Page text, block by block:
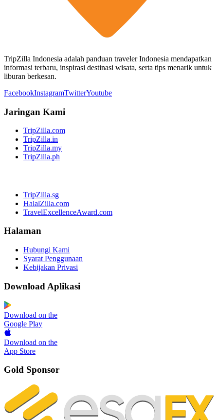
TripZilla Indonesia adalah panduan traveler Indonesia mendapatkan
informasi terbaru, inspirasi destinasi wisata, serta tips menarik untuk
liburan berkesan.
FacebookInstagramTwitterYoutube
Jaringan Kami
TripZilla.com
TripZilla.in
TripZilla.my
TripZilla.ph
TripZilla.sg
HalalZilla.com
TravelExcellenceAward.com
Halaman
Hubungi Kami
Syarat Penggunaan
Kebijakan Privasi
Download Aplikasi
Download on the
Google Play
Download on the
App Store
Gold Sponsor